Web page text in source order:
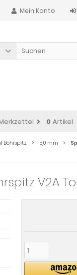
Mein Konto
0 Artikel
Bohrspitz 5,0 mm
V2A